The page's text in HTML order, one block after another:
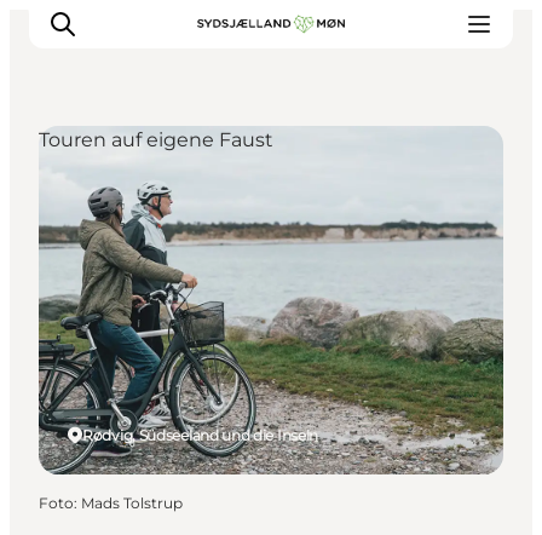
Erleben
Städte und Orte
Events
Essen
Unterkunft
Reise planen
Rødvig, Südseeland und die Inseln
Touren auf eigene Faust
Foto: Mads Tolstrup